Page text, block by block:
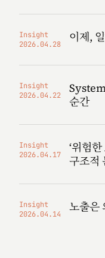
Insight
2026.04.28
이제,
Insight
2026.04.22
순간
Insight
2026.04.17
‘위험
구조적
Insight
2026.04.14
노출은